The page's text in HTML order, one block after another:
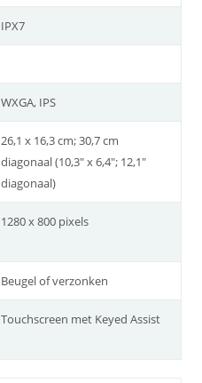
IPX7
WXGA, IPS
26,1 x 16,3 cm; 30,7 cm
diagonaal (10,3″ x 6,4″; 12,1″
diagonaal)
1280 x 800 pixels
Beugel of verzonken
Touchscreen met Keyed Assist